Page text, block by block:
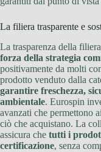
La filiera trasparente e
La trasparenza della
forza della strategia
positivamente da molti
prodotto venduto dalla
garantire freschezza,
ambientale. Eurospin
avanzati che permettono
ciò che acquistano. La
assicura che tutti i
certificazione, senza